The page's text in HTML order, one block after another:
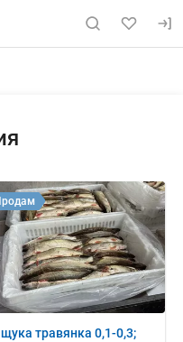
fishretail.ru
щука травянка 0,1-0,3;